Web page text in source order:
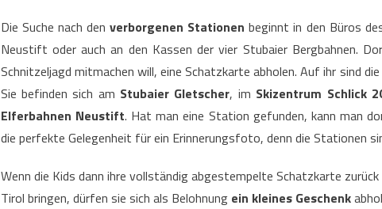
Die Suche nach den verborgenen Stationen beginnt in den Büros
Neustift oder auch an den Kassen der vier Stubaier Bergbahnen.
Schnitzeljagd mitmachen will, eine Schatzkarte abholen. Auf ihr sind
Sie befinden sich am Stubaier Gletscher, im Skizentrum Schlick
Elferbahnen Neustift. Hat man eine Station gefunden, kann man
die perfekte Gelegenheit für ein Erinnerungsfoto, denn die Stationen
Wenn die Kids dann ihre vollständig abgestempelte Schatzkarte
Tirol bringen, dürfen sie sich als Belohnungein kleines Geschenk